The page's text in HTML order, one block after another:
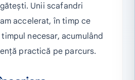
Unii scafandri
accelerat, în timp ce
necesar, acumulând
practică pe parcurs.